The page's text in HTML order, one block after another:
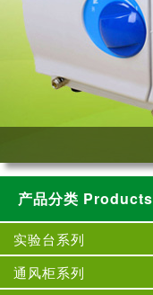
产品分类 Products
实验台系列
通风柜系列